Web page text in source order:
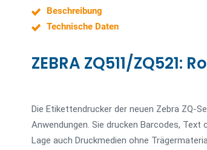
Beschreibung
Technische Daten
ZEBRA ZQ511/
Die Etikettendrucker der neuen Zebra ZQ-
Anwendungen. Sie drucken Barcodes,
Lage auch Druckmedien ohne